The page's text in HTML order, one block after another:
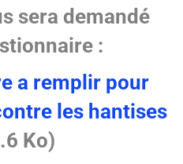
sera demandé
:
a remplir pour
les hantises
Ko)